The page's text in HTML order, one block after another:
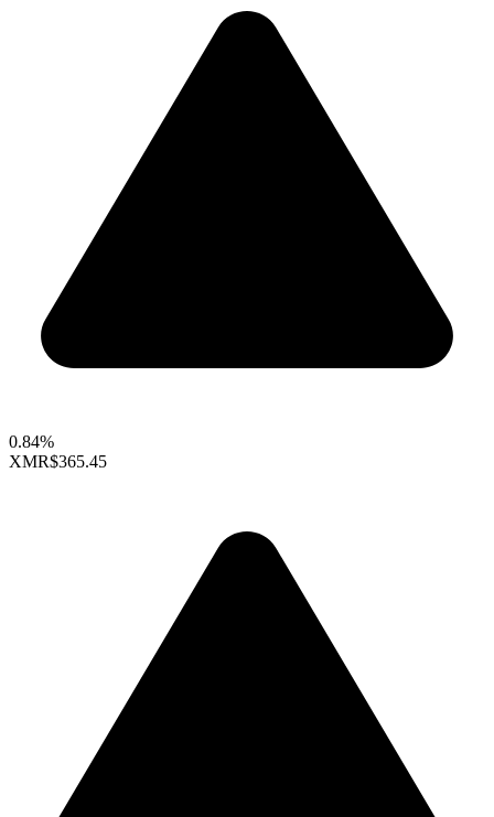
0.84%
XMR$365.45